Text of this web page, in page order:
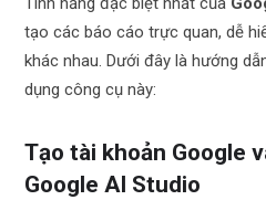
tạo các báo cáo trực quan, dễ
khác nhau. Dưới đây là hướng
dụng công cụ này:
Tạo tài khoản Google
Google AI Studio